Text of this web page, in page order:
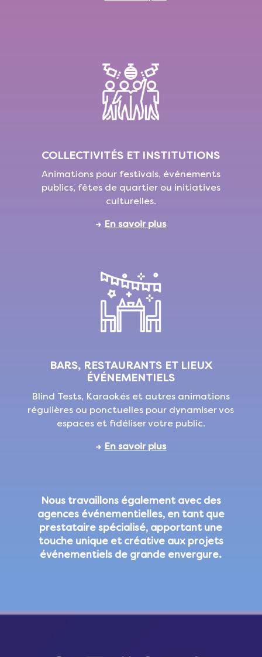
COLLECTIVITÉS ET INSTITUTIONS
Animations pour festivals, événements
publics, fêtes de quartier ou initiatives
culturelles.
→ En savoir plus
BARS, RESTAURANTS ET LIEUX
ÉVÉNEMENTIELS
Blind Tests, Karaokés et autres animations
régulières ou ponctuelles pour dynamiser vos
espaces et fidéliser votre public.
→ En savoir plus
Nous travaillons également avec des
agences événementielles, en tant que
prestataire spécialisé, apportant une
touche unique et créative aux projets
événementiels de grande envergure.